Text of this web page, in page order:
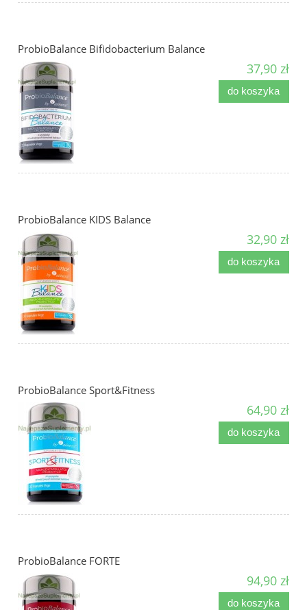
ProbioBalance Bifidobacterium Balance
37,90 zł
do koszyka
ProbioBalance KIDS Balance
32,90 zł
do koszyka
ProbioBalance Sport&Fitness
64,90 zł
do koszyka
ProbioBalance FORTE
94,90 zł
do koszyka